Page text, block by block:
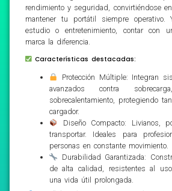
rendimiento y seguridad, convirtiéndose
mantener tu portátil siempre operativo.
estudio o entretenimiento, contar con
marca la diferencia.
Características destacadas:
Protección Múltiple: Integran
avanzados contra
sobrecalentamiento, protegiendo
cargador.
Diseño Compacto: Livianos,
transportar. Ideales para
personas en constante movimiento.
Durabilidad Garantizada:
de alta calidad, resistentes al
una vida útil prolongada.